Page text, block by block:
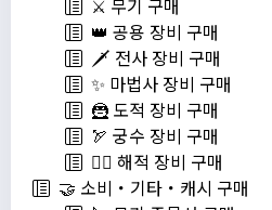
👑 공용 장비 구매
🗡️ 전사 장비 구매
✨ 마법사 장비 구매
🦹 도적 장비 구매
🏹 궁수 장비 구매
🏴‍☠️ 해적 장비 구매
🤝 소비・기타・캐시 구매